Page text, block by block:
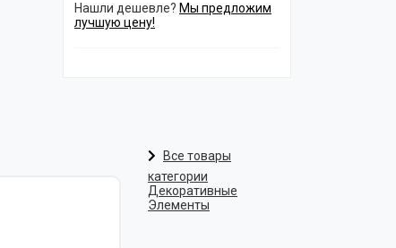
Нашли дешевле? Мы предложим
лучшую цену!
Все товары
категории
Декоративные
Элементы